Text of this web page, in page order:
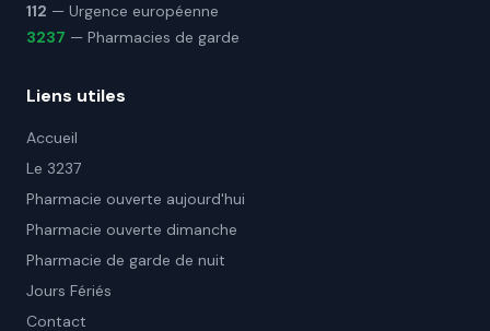
112 — Urgence européenne
3237 — Pharmacies de garde
Liens utiles
Accueil
Le 3237
Pharmacie ouverte aujourd'hui
Pharmacie ouverte dimanche
Pharmacie de garde de nuit
Jours Fériés
Contact